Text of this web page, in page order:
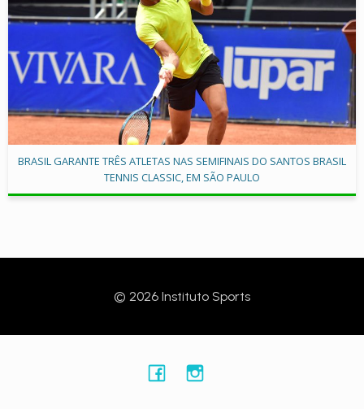
BRASIL GARANTE TRÊS ATLETAS NAS SEMIFINAIS DO SANTOS BRASIL
TENNIS CLASSIC, EM SÃO PAULO
© 2026 Instituto Sports